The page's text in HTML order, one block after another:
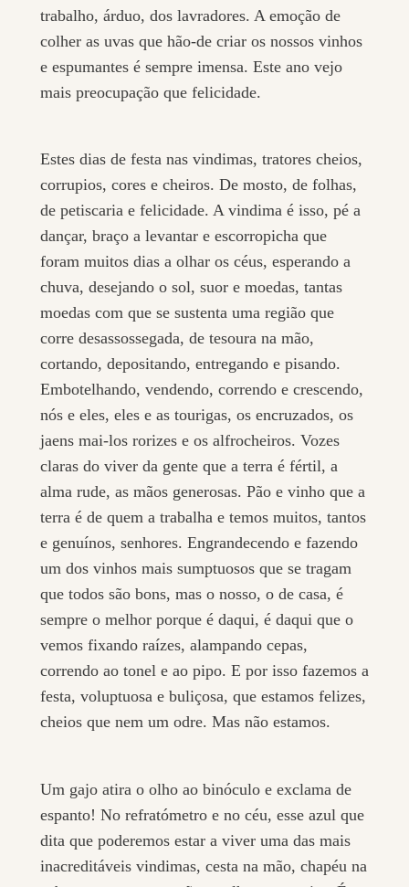
trabalho, árduo, dos lavradores. A emoção de
colher as uvas que hão-de criar os nossos vinhos
e espumantes é sempre imensa. Este ano vejo
mais preocupação que felicidade.
Estes dias de festa nas vindimas, tratores cheios,
corrupios, cores e cheiros. De mosto, de folhas,
de petiscaria e felicidade. A vindima é isso, pé a
dançar, braço a levantar e escorropicha que
foram muitos dias a olhar os céus, esperando a
chuva, desejando o sol, suor e moedas, tantas
moedas com que se sustenta uma região que
corre desassossegada, de tesoura na mão,
cortando, depositando, entregando e pisando.
Embotelhando, vendendo, correndo e crescendo,
nós e eles, eles e as tourigas, os encruzados, os
jaens mai-los rorizes e os alfrocheiros. Vozes
claras do viver da gente que a terra é fértil, a
alma rude, as mãos generosas. Pão e vinho que a
terra é de quem a trabalha e temos muitos, tantos
e genuínos, senhores. Engrandecendo e fazendo
um dos vinhos mais sumptuosos que se tragam
que todos são bons, mas o nosso, o de casa, é
sempre o melhor porque é daqui, é daqui que o
vemos fixando raízes, alampando cepas,
correndo ao tonel e ao pipo. E por isso fazemos a
festa, voluptuosa e buliçosa, que estamos felizes,
cheios que nem um odre. Mas não estamos.
Um gajo atira o olho ao binóculo e exclama de
espanto! No refratómetro e no céu, esse azul que
dita que poderemos estar a viver uma das mais
inacreditáveis vindimas, cesta na mão, chapéu na